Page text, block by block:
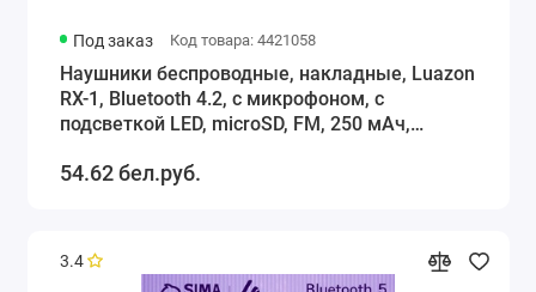
Под заказ Код товара: 4421058
Наушники беспроводные, накладные, Luazon
RX-1, Bluetooth 4.2, с микрофоном, с
подсветкой LED, microSD, FM, 250 мАч,
54.62 бел.руб.
3.4